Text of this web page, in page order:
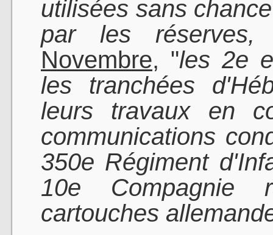
utilisées sans
par les
Novembre, "les 2e
les tranchées
leurs travaux en
communications
350e Régiment
10e Compagnie
cartouches